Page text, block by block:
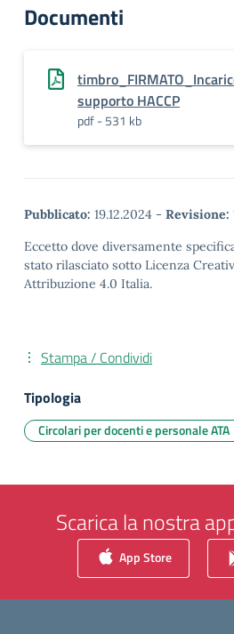
Documenti
supporto HACCP
pdf - 531 kb
Pubblicato: 19.12.2024 - Revisione:
Eccetto dove diversamente
stato rilasciato sotto Licenza
Attribuzione 4.0 Italia.
Stampa / Condividi
Tipologia
Circolari per docenti e personale ATA
Scarica la nostra
App Store